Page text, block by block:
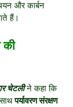
और कार्बन
हैं।
की
चेटलीने कहा कि
पर्यावरण संरक्षण